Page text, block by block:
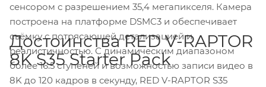
сенсором с разрешением 35,4 мегапикселя. Камера
построена на платформе DSMC3 и обеспечивает
съёмку с потрясающей детализацией и
реалистичностью. С динамическим диапазоном
более 16.5 ступеней и возможностью записи видео в
8K до 120 кадров в секунду, RED V-RAPTOR S35
Достоинства RED V-RAPTOR
8K S35 Starter Pack